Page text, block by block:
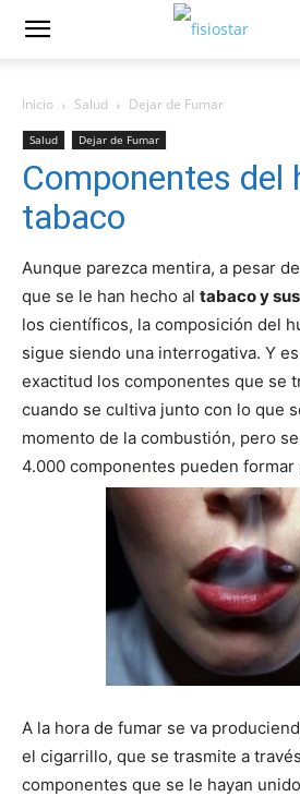
Inicio Salud Dejar de Fumar
Salud Dejar de Fumar
Componentes del
tabaco
Aunque parezca mentira, a pesar
que se le han hecho al tabaco y
los cientí­ficos, la composición del
sigue siendo una interrogativa. Y
exactitud los componentes que se
cuando se cultiva junto con lo que
momento de la combustión, pero
4.000 componentes pueden formar
A la hora de fumar se va
el cigarrillo, que se trasmite a
componentes que se le hayan